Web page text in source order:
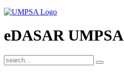
eDASAR UMPSA